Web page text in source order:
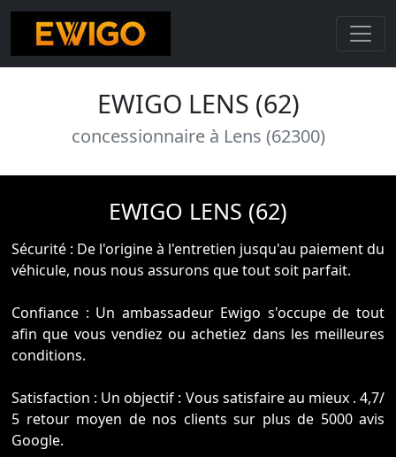
EWIGO LENS (62)
concessionnaire à Lens (62300)
EWIGO LENS (62)
Sécurité : De l'origine à l'entretien jusqu'au paiement du
véhicule, nous nous assurons que tout soit parfait.
Confiance : Un ambassadeur Ewigo s'occupe de tout
afin que vous vendiez ou achetiez dans les meilleures
conditions.
Satisfaction : Un objectif : Vous satisfaire au mieux . 4,7/
5 retour moyen de nos clients sur plus de 5000 avis
Google.